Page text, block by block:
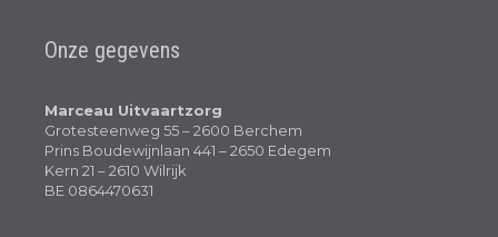
Onze gegevens
Marceau Uitvaartzorg
Grotesteenweg 55 – 2600 Berchem
Prins Boudewijnlaan 441 – 2650 Edegem
Kern 21 – 2610 Wilrijk
BE 0864470631